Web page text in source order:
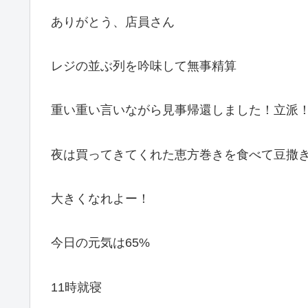
ありがとう、店員さん
レジの並ぶ列を吟味して無事精算
重い重い言いながら見事帰還しました！立派！
夜は買ってきてくれた恵方巻きを食べて豆撒
大きくなれよー！
今日の元気は65%
11時就寝